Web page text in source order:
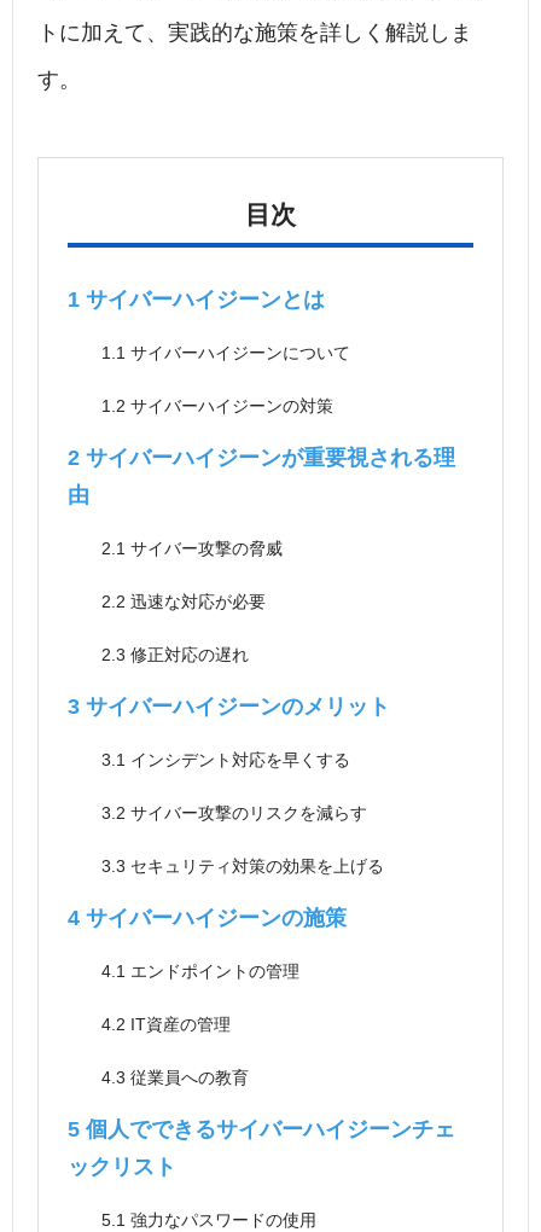
トに加えて、実践的な施策を詳しく解説しま
す。
目次
1 サイバーハイジーンとは
1.1 サイバーハイジーンについて
1.2 サイバーハイジーンの対策
2 サイバーハイジーンが重要視される理
由
2.1 サイバー攻撃の脅威
2.2 迅速な対応が必要
2.3 修正対応の遅れ
3 サイバーハイジーンのメリット
3.1 インシデント対応を早くする
3.2 サイバー攻撃のリスクを減らす
3.3 セキュリティ対策の効果を上げる
4 サイバーハイジーンの施策
4.1 エンドポイントの管理
4.2 IT資産の管理
4.3 従業員への教育
5 個人でできるサイバーハイジーンチェ
ックリスト
5.1 強力なパスワードの使用